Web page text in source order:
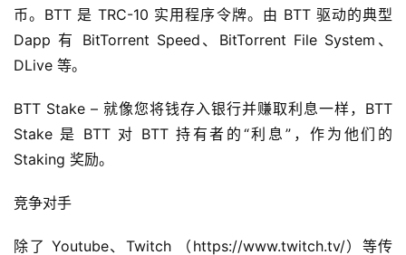
币。BTT 是 TRC-10 实用程序令牌。由 BTT 驱动的典型
Dapp 有 BitTorrent Speed、BitTorrent File System、
DLive 等。
BTT Stake – 就像您将钱存入银行并赚取利息一样，BTT
Stake 是 BTT 对 BTT 持有者的“利息”，作为他们的
Staking 奖励。
竞争对手
除了 Youtube、Twitch （https://www.twitch.tv/）等传